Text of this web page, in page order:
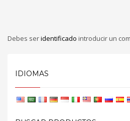
Debes seridentificado introducir un
IDIOMAS